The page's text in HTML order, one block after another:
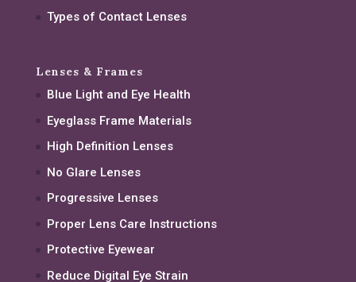
Types of Contact Lenses
Lenses & Frames
Blue Light and Eye Health
Eyeglass Frame Materials
High Definition Lenses
No Glare Lenses
Progressive Lenses
Proper Lens Care Instructions
Protective Eyewear
Reduce Digital Eye Strain